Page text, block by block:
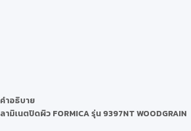
คำอธิบาย
ลามิเนตปิดผิวFORMICA รุ่น 9397NT WOODGRAIN